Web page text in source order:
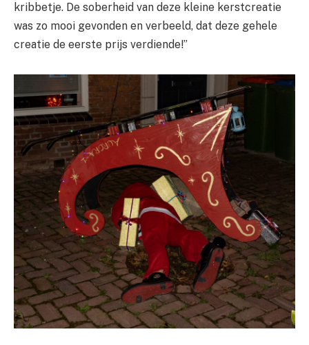
kribbetje. De soberheid van deze kleine kerstcreatie
was zo mooi gevonden en verbeeld, dat deze gehele
creatie de eerste prijs verdiende!”